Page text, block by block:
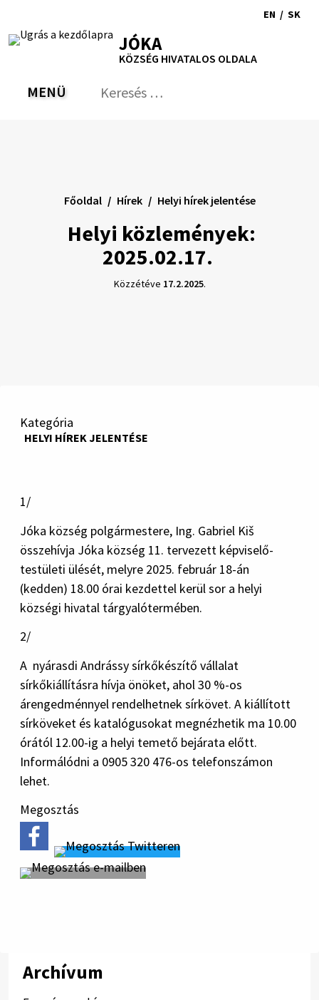
tartalomra
RSS Oldaltérkép
Nyomtatás
EN / SK
JÓKA
KÖZSÉG HIVATALOS OLDALA
VÁLTÁS
MENÜ Keresés:
Helyi közlemények:
2025.02.17.
Főoldal Hírek Helyi hírek jelentése
Közzétéve 17.2.2025.
Kategória
HELYI HÍREK JELENTÉSE
1/
Jóka község polgármestere, Ing. Gabriel Kiš
összehívja Jóka község 11. tervezett képviselő-
testületi ülését, melyre 2025. február 18-án
(kedden) 18.00 órai kezdettel kerül sor a helyi
községi hivatal tárgyalótermében.
2/
A nyárasdi Andrássy sírkőkészítő vállalat
sírkőkiállításra hívja önöket, ahol 30 %-os
árengedménnyel rendelhetnek sírkövet. A kiállított
sírköveket és katalógusokat megnézhetik ma 10.00
órától 12.00-ig a helyi temető bejárata előtt.
Informálódni a 0905 320 476-os telefonszámon
lehet.
Megosztás
Archívum